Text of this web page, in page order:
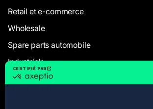
Retail et e-commerce
Wholesale
Spare parts automobile
Industriels